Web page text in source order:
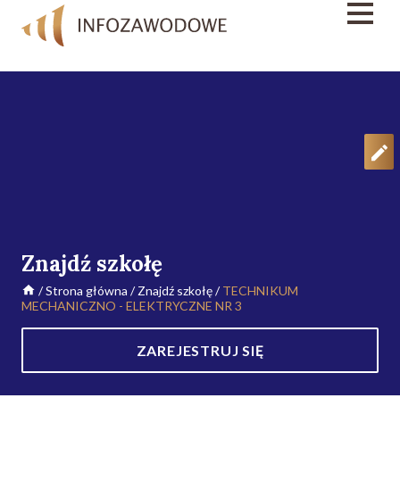
Znajdź szkołę
/Strona główna /Znajdź szkołę/TECHNIKUM
MECHANICZNO - ELEKTRYCZNE NR 3
ZAREJESTRUJ SIĘ